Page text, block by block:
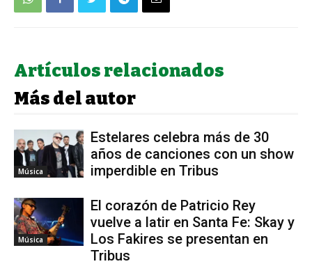
Artículos relacionados
Más del autor
Música
Estelares celebra más de 30
años de canciones con un show
imperdible en Tribus
Música
El corazón de Patricio Rey
vuelve a latir en Santa Fe: Skay y
Los Fakires se presentan en
Tribus